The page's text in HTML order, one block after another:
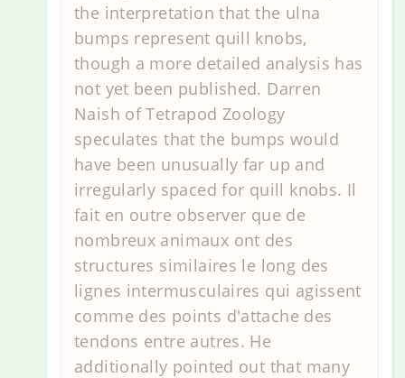
the interpretation that the ulna
bumps represent quill knobs,
though a more detailed analysis has
not yet been published. Darren
Naish of Tetrapod Zoology
speculates that the bumps would
have been unusually far up and
irregularly spaced for quill knobs. Il
fait en outre observer que de
nombreux animaux ont des
structures similaires le long des
lignes intermusculaires qui agissent
comme des points d'attache des
tendons entre autres. He
additionally pointed out that many